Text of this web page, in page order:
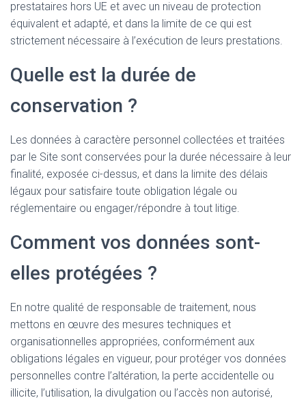
prestataires hors UE et avec un niveau de protection
équivalent et adapté, et dans la limite de ce qui est
strictement nécessaire à l’exécution de leurs prestations.
Quelle est la durée de
conservation ?
Les données à caractère personnel collectées et traitées
par le Site sont conservées pour la durée nécessaire à leur
finalité, exposée ci-dessus, et dans la limite des délais
légaux pour satisfaire toute obligation légale ou
réglementaire ou engager/répondre à tout litige.
Comment vos données sont-
elles protégées ?
En notre qualité de responsable de traitement, nous
mettons en œuvre des mesures techniques et
organisationnelles appropriées, conformément aux
obligations légales en vigueur, pour protéger vos données
personnelles contre l’altération, la perte accidentelle ou
illicite, l’utilisation, la divulgation ou l’accès non autorisé,